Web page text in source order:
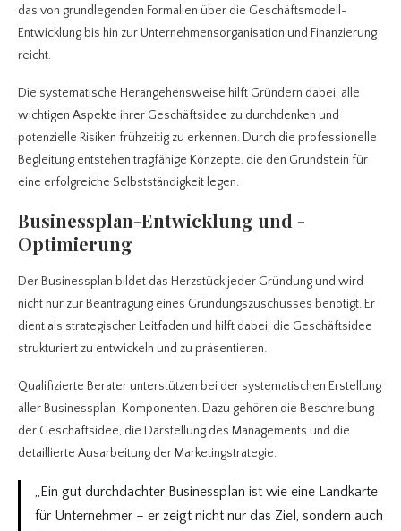
das von grundlegenden Formalien über die Geschäftsmodell-
Entwicklung bis hin zur Unternehmensorganisation und Finanzierung
reicht.
Die systematische Herangehensweise hilft Gründern dabei, alle
wichtigen Aspekte ihrer Geschäftsidee zu durchdenken und
potenzielle Risiken frühzeitig zu erkennen. Durch die professionelle
Begleitung entstehen tragfähige Konzepte, die den Grundstein für
eine erfolgreiche Selbstständigkeit legen.
Businessplan-Entwicklung und -
Optimierung
Der Businessplan bildet das Herzstück jeder Gründung und wird
nicht nur zur Beantragung eines Gründungszuschusses benötigt. Er
dient als strategischer Leitfaden und hilft dabei, die Geschäftsidee
strukturiert zu entwickeln und zu präsentieren.
Qualifizierte Berater unterstützen bei der systematischen Erstellung
aller Businessplan-Komponenten. Dazu gehören die Beschreibung
der Geschäftsidee, die Darstellung des Managements und die
detaillierte Ausarbeitung der Marketingstrategie.
„Ein gut durchdachter Businessplan ist wie eine Landkarte
für Unternehmer – er zeigt nicht nur das Ziel, sondern auch